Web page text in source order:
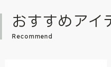
おすすめアイ
Recommend